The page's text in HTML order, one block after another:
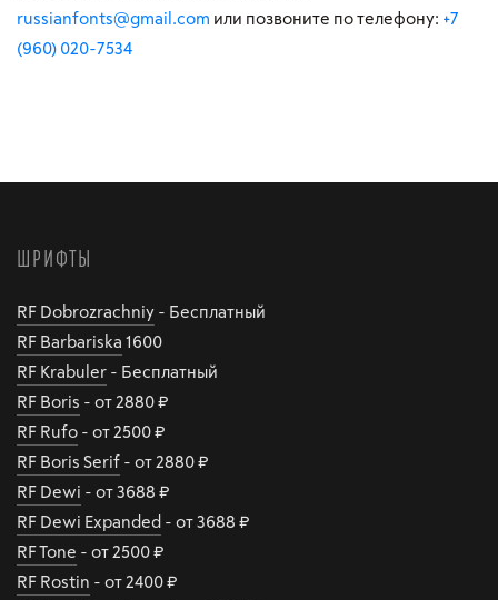
russianfonts@gmail.com или позвоните по телефону: +7
(960) 020-7534
ШРИФТЫ
RF Dobrozrachniy - Бесплатный
RF Barbariska 1600
RF Krabuler - Бесплатный
RF Boris - от 2880 ₽
RF Rufo - от 2500 ₽
RF Boris Serif - от 2880 ₽
RF Dewi - от 3688 ₽
RF Dewi Expanded - от 3688 ₽
RF Tone - от 2500 ₽
RF Rostin - от 2400 ₽